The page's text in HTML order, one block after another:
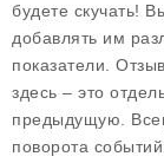
будете скучать!
добавлять им
показатели.
здесь – это
предыдущую.
поворота